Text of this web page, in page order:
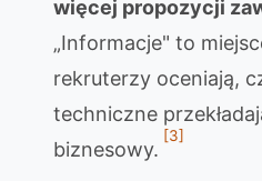
więcej propozycji
„Informacje" to
rekruterzy oceniają,
techniczne
biznesowy.
[3]